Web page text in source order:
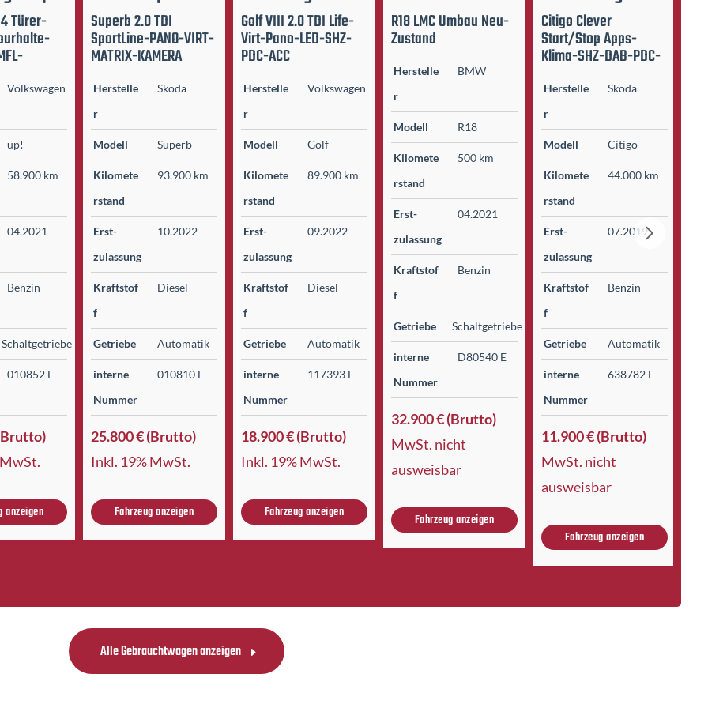
Türer-
Volkswagen
up!
58.900 km
04.2021
Benzin
Schaltgetriebe
010852 E
anzeigen
Superb 2.0 TDI
SportLine-PANO-VIRT-
MATRIX-KAMERA
Herstelle
r
Skoda
Modell Superb
Kilomete
r­stand
93.900 km
Erst­
zulassung
10.2022
Kraftstof
f
Diesel
Getriebe Automatik
interne
Nummer
010810 E
25.800 € (Brutto)
Inkl. 19% MwSt.
Fahrzeug anzeigen
Golf VIII 2.0 TDI Life-
Virt-Pano-LED-SHZ-
PDC-ACC
Herstelle
r
Volkswagen
Modell Golf
Kilomete
r­stand
89.900 km
Erst­
zulassung
09.2022
Kraftstof
f
Diesel
Getriebe Automatik
interne
Nummer
117393 E
18.900 € (Brutto)
Inkl. 19% MwSt.
Fahrzeug anzeigen
R18 LMC Umbau Neu-
Zustand
Herstelle
r
BMW
Modell R18
Kilomete
r­stand
500 km
Erst­
zulassung
04.2021
Kraftstof
f
Benzin
Getriebe Schaltgetriebe
interne
Nummer
D80540 E
32.900 € (Brutto)
MwSt. nicht
ausweisbar
Fahrzeug anzeigen
Citigo Clever
Start/Stop Apps-
Klima-SHZ-DAB-PDC-
Herstelle
r
Skoda
Modell Citigo
Kilomete
r­stand
44.000 km
Erst­
zulassung
07.2019
Kraftstof
f
Benzin
Getriebe Automatik
interne
Nummer
638782 E
11.900 € (Brutto)
MwSt. nicht
ausweisbar
Fahrzeug anzeigen
Alle Gebrauchtwagen anzeigen